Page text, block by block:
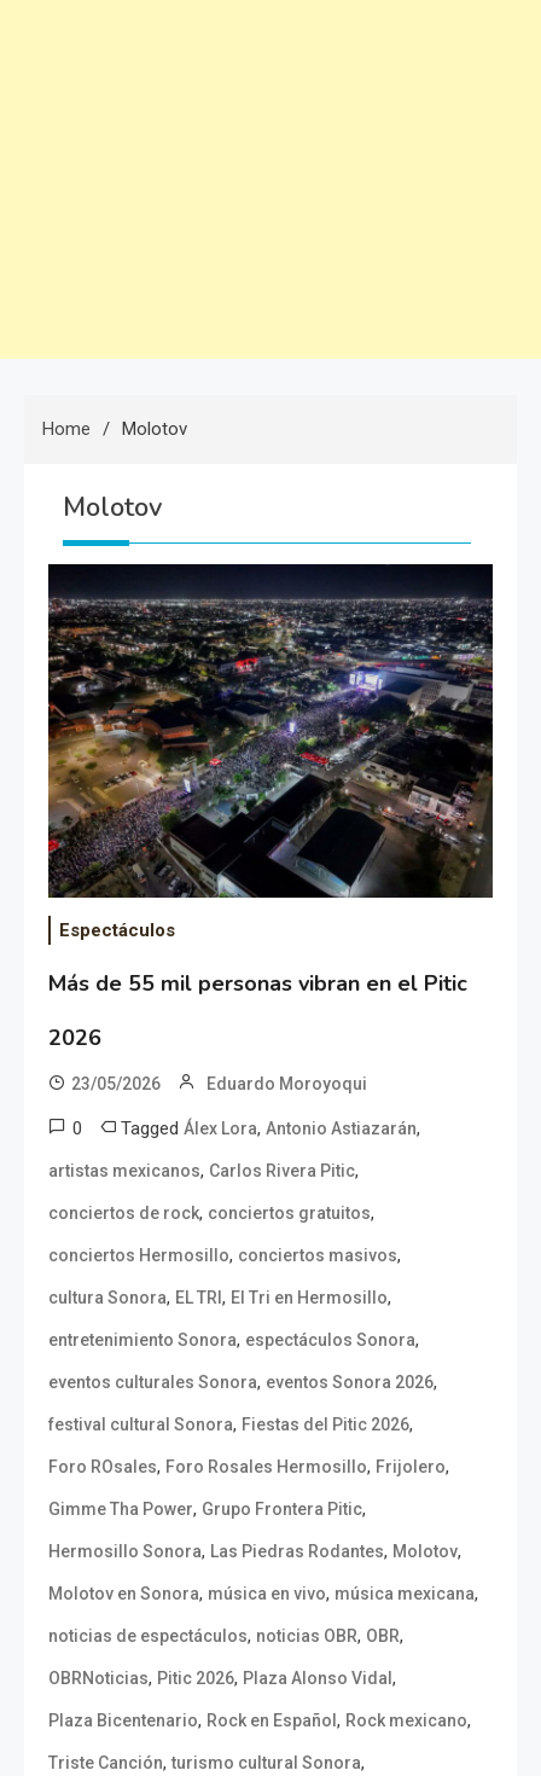
Home Molotov
Molotov
Espectáculos
Más de 55 mil personas vibran en el Pitic
2026
23/05/2026 Eduardo Moroyoqui
0 Tagged Álex Lora, Antonio Astiazarán,
artistas mexicanos, Carlos Rivera Pitic,
conciertos de rock, conciertos gratuitos,
conciertos Hermosillo, conciertos masivos,
cultura Sonora, EL TRI , El Tri en Hermosillo,
entretenimiento Sonora, espectáculos Sonora,
eventos culturales Sonora, eventos Sonora 2026,
festival cultural Sonora, Fiestas del Pitic 2026,
Foro ROsales, Foro Rosales Hermosillo, Frijolero,
Gimme Tha Power, Grupo Frontera Pitic,
Hermosillo Sonora, Las Piedras Rodantes, Molotov,
Molotov en Sonora, música en vivo, música mexicana,
noticias de espectáculos, noticias OBR, OBR,
OBRNoticias, Pitic 2026, Plaza Alonso Vidal ,
Plaza Bicentenario, Rock en Español , Rock mexicano,
Triste Canción,turismo cultural Sonora,